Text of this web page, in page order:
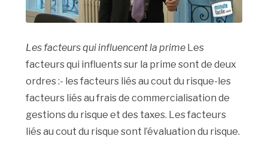
Les facteurs qui influencent la prime Les
facteurs qui influents sur la prime sont de deux
ordres :- les facteurs liés au cout du risque-les
facteurs liés au frais de commercialisation de
gestions du risque et des taxes. Les facteurs
liés au cout du risque sont l’évaluation du risque.